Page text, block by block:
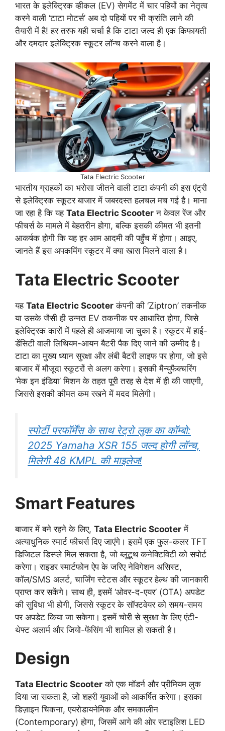
भारत के इलेक्ट्रिक व्हीकल (EV) सेगमेंट में चार पहियों का नेतृत्व
करने वाली ‘टाटा मोटर्स’ अब दो पहियों पर भी क्रांति लाने की
तैयारी में है! हर तरफ यही चर्चा है कि टाटा जल्द ही एक किफायती
और दमदार इलेक्ट्रिक स्कूटर लॉन्च करने वाला है।
Tata Electric Scooter
भारतीय ग्राहकों का भरोसा जीतने वाली टाटा कंपनी की इस एंट्री
से इलेक्ट्रिक स्कूटर बाजार में जबरदस्त हलचल मच गई है। माना
जा रहा है कि यह Tata Electric Scooter न केवल रेंज और
फीचर्स के मामले में बेहतरीन होगा, बल्कि इसकी कीमत भी इतनी
आकर्षक होगी कि यह हर आम आदमी की पहुँच में होगा। आइए,
जानते हैं इस अपकमिंग स्कूटर में क्या खास मिलने वाला है।
Tata Electric Scooter
यह Tata Electric Scooter कंपनी की ‘Ziptron’ तकनीक
या उसके जैसी ही उन्नत EV तकनीक पर आधारित होगा, जिसे
इलेक्ट्रिक कारों में पहले ही आजमाया जा चुका है। स्कूटर में हाई-
डेंसिटी वाली लिथियम-आयन बैटरी पैक दिए जाने की उम्मीद है।
टाटा का मुख्य ध्यान सुरक्षा और लंबी बैटरी लाइफ पर होगा, जो इसे
बाजार में मौजूदा स्कूटरों से अलग करेगा। इसकी मैन्युफैक्चरिंग
‘मेक इन इंडिया’ मिशन के तहत पूरी तरह से देश में ही की जाएगी,
जिससे इसकी कीमत कम रखने में मदद मिलेगी।
स्पोर्टी परफॉर्मेंस के साथ रेट्रो लुक का कॉम्बो:
2025 Yamaha XSR 155 जल्द होगी लॉन्च,
मिलेगी 48 KMPL की माइलेज!
Smart Features
बाजार में बने रहने के लिए, Tata Electric Scooter में
अत्याधुनिक स्मार्ट फीचर्स दिए जाएंगे। इसमें एक फुल-कलर TFT
डिजिटल डिस्प्ले मिल सकता है, जो ब्लूटूथ कनेक्टिविटी को सपोर्ट
करेगा। राइडर स्मार्टफोन ऐप के जरिए नेविगेशन असिस्ट,
कॉल/SMS अलर्ट, चार्जिंग स्टेटस और स्कूटर हेल्थ की जानकारी
प्राप्त कर सकेंगे। साथ ही, इसमें ‘ओवर-द-एयर’ (OTA) अपडेट
की सुविधा भी होगी, जिससे स्कूटर के सॉफ्टवेयर को समय-समय
पर अपडेट किया जा सकेगा। इसमें चोरी से सुरक्षा के लिए एंटी-
थेफ्ट अलार्म और जियो-फेंसिंग भी शामिल हो सकती है।
Design
Tata Electric Scooter को एक मॉडर्न और प्रीमियम लुक
दिया जा सकता है, जो शहरी युवाओं को आकर्षित करेगा। इसका
डिज़ाइन चिकना, एयरोडायनेमिक और समकालीन
(Contemporary) होगा, जिसमें आगे की ओर स्टाइलिश LED